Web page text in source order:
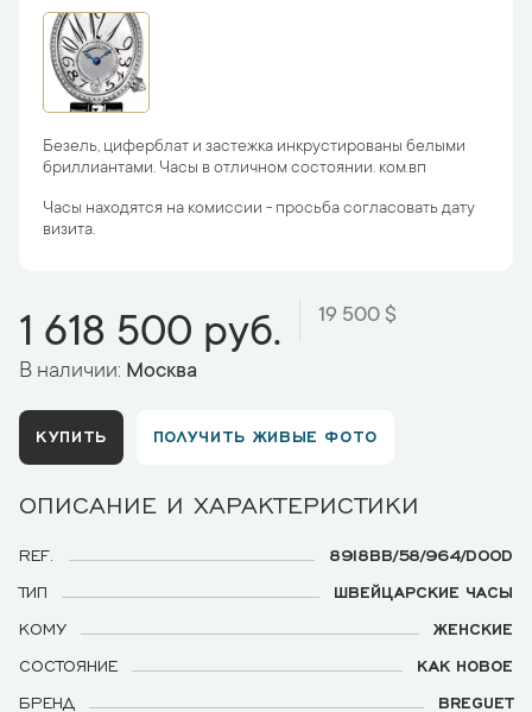
Безель, циферблат и застежка инкрустированы белыми
бриллиантами. Часы в отличном состоянии. ком.вп
Часы находятся на комиссии - просьба согласовать дату
визита.
1 618 500 руб. 19 500 $
В наличии: Москва
КУПИТЬ ПОЛУЧИТЬ ЖИВЫЕ ФОТО
ОПИСАНИЕ И ХАРАКТЕРИСТИКИ
REF.
8918BB/58/964/D00D
ТИП
ШВЕЙЦАРСКИЕ ЧАСЫ
КОМУ
ЖЕНСКИЕ
СОСТОЯНИЕ
КАК НОВОЕ
БРЕНД
BREGUET